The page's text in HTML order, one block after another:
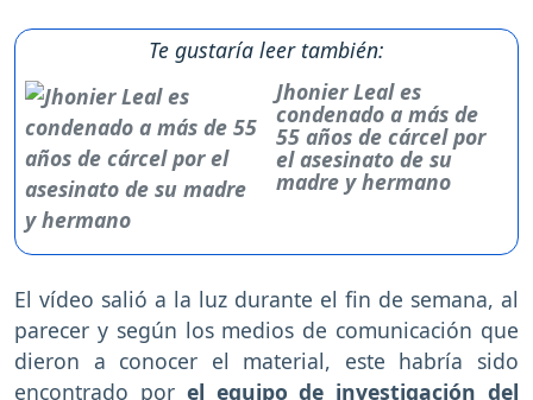
Te gustaría leer también:
Jhonier Leal es
condenado a más de
55 años de cárcel por
el asesinato de su
madre y hermano
El vídeo salió a la luz durante el fin de semana, al
parecer y según los medios de comunicación que
dieron a conocer el material, este habría sido
encontrado por el equipo de investigación del